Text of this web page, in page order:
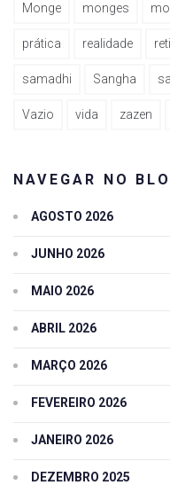
Monge monges
prática realidade
samadhi Sangha
Vazio vida zazen
NAVEGAR NO
AGOSTO 2026
JUNHO 2026
MAIO 2026
ABRIL 2026
MARÇO 2026
FEVEREIRO 2026
JANEIRO 2026
DEZEMBRO 2025